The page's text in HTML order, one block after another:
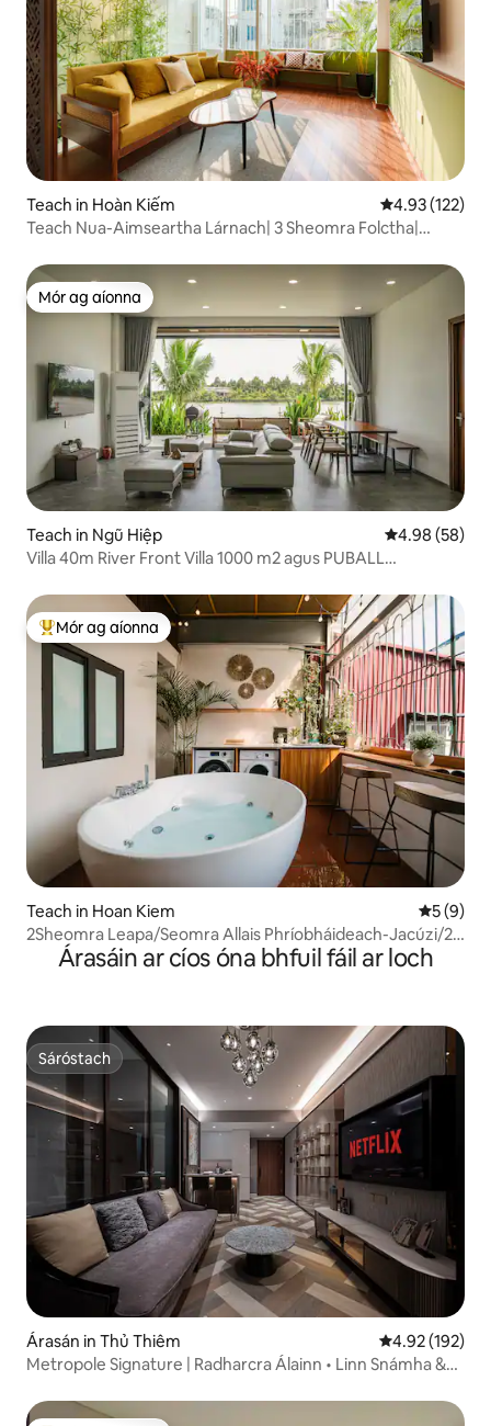
Teach in Hoàn Kiếm Meánrátáil
4.93 (122)
Teach Nua-Aimseartha Lárnach| 3 Sheomra Folctha|
Mór ag aíonna
Mór ag aíonna
Teach in Ngũ Hiệp Meánrátáil
4.98 (58)
Villa 40m River Front Villa 1000 m2 agus PUBALL
An-mhór ag aíonna
Mór ag aíonna
Teach in Hoan Kiem
5 (9)
2Sheomra Leapa/Seomra Allais Phríobháideach-Jacúzi/2
nóiméad go dtí an Loch
Árasáin ar cíos óna bhfuil fáil ar loch
Sáróstach
Sáróstach
Árasán in Thủ Thiêm Meánrátáil
4.92 (192)
Metropole Signature | Radharcra Álainn • Linn Snámha &